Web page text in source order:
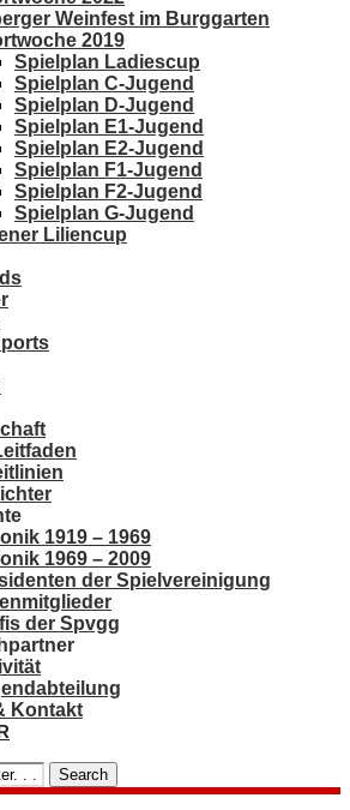
Weinfest im Burggarten
2019
Spielplan Ladiescup
Spielplan C-Jugend
Spielplan D-Jugend
Spielplan E1-Jugend
Spielplan E2-Jugend
Spielplan F1-Jugend
Spielplan F2-Jugend
Spielplan G-Jugend
Liliencup
1919 – 1969
1969 – 2009
der Spielvereinigung
der Spvgg
Kontakt
Search